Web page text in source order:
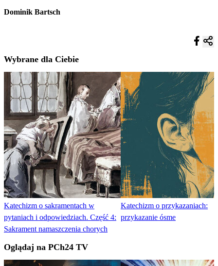
Dominik Bartsch
Wybrane dla Ciebie
Katechizm o sakramentach w
pytaniach i odpowiedziach. Część 4:
Sakrament namaszczenia chorych
Katechizm o przykazaniach:
przykazanie ósme
Oglądaj na PCh24 TV